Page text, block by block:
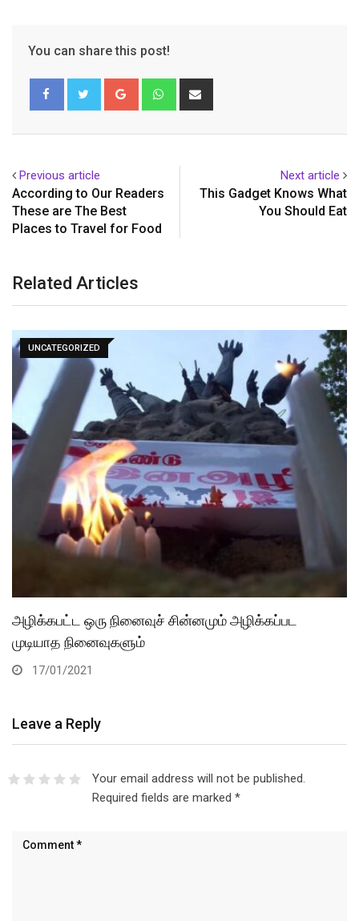
You can share this post!
Google+ Whatsapp
Previous article
According to Our Readers
These are The Best
Places to Travel for Food
Next article
This Gadget Knows What
You Should Eat
Related Articles
UNCATEGORIZED
அழிக்கபட்ட ஒரு நினைவுச் சின்னமும் அழிக்கப்பட
முடியாத நினைவுகளும்
17/01/2021
Leave a Reply
Your email address will not be published.
Required fields are marked *